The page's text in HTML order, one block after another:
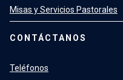
Misas y Servicios Pastorales
CONTÁCTANOS
Teléfonos